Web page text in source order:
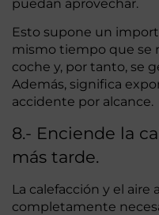
puedan aprovechar.
Esto supone un
mismo tiempo que se
coche y, por tanto, se
Además, significa
accidente por alcance.
8.- Enciende la
más tarde.
La calefacción y el aire
completamente